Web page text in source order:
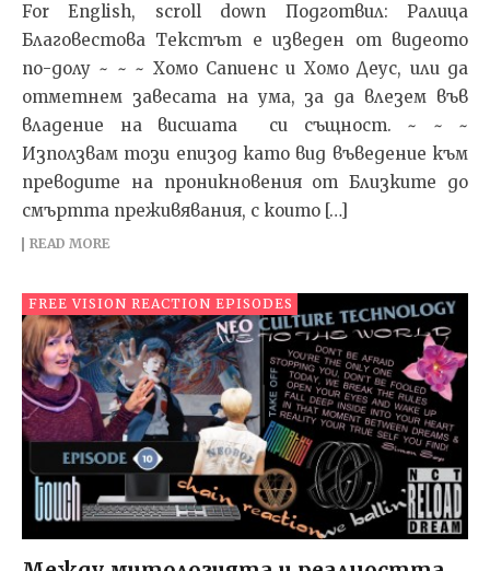
For English, scroll down Подготвил: Ралица
Благовестова Текстът e изведен от видеото
по-долу ~ ~ ~ Хомо Сапиенс и Хомо Деус, или да
отметнем завесата на ума, за да влезем във
владение на висшата си същност. ~ ~ ~
Използвам този епизод като вид въведение към
преводите на проникновения от Близките до
смъртта преживявания, с които […]
READ MORE
FREE VISION REACTION EPISODES